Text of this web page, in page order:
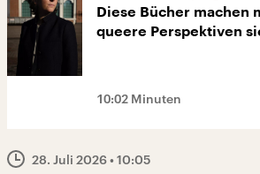
Diese Bücher machen
queere Perspektiven
10:02 Minuten
28. Juli 2026• 10:05